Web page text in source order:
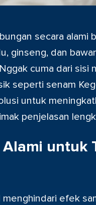
secara alami
ginseng, dan
cuma dari sisi
seperti senam
untuk
penjelasan
untuk
efek